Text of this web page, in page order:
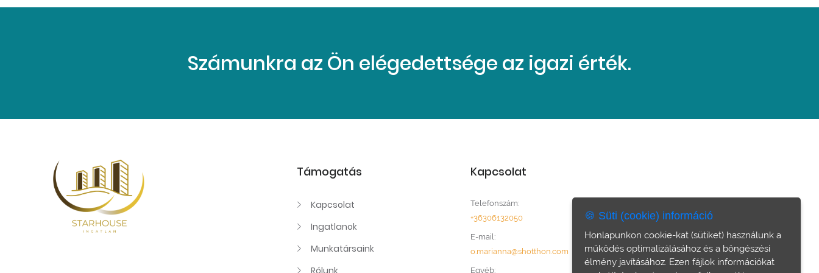
Számunkra az Ön elégedettsége az igazi érték.
Támogatás
Kapcsolat
Ingatlanok
Munkatársaink
Rólunk
Kapcsolat
Telefonszám:
+36306132050
E-mail:
o.marianna@shotthon.com
Egyéb:
🍪 Süti (cookie) információ
Honlapunkon cookie-kat (sütiket) használunk a
működés optimalizálásához és a böngészési
élmény javításához. Ezen fájlok információkat